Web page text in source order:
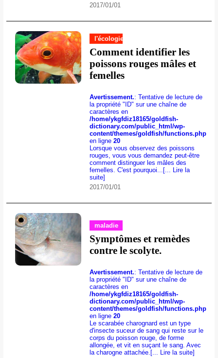
2017/01/01
l'écologie
Comment identifier les
poissons rouges mâles et
femelles
Avertissement.: Tentative de lecture de
la propriété "ID" sur une chaîne de
caractères en
/home/ykgfdiz18165/goldfish-
dictionary.com/public_html/wp-
content/themes/goldfish/functions.php
en ligne20
Lorsque vous observez des poissons
rouges, vous vous demandez peut-être
comment distinguer les mâles des
femelles. C'est pourquoi... [... Lire la
suite]
2017/01/01
maladie
Symptômes et remèdes
contre le scolyte.
Avertissement.: Tentative de lecture de
la propriété "ID" sur une chaîne de
caractères en
/home/ykgfdiz18165/goldfish-
dictionary.com/public_html/wp-
content/themes/goldfish/functions.php
en ligne20
Le scarabée charognard est un type
d'insecte suceur de sang qui reste sur le
corps du poisson rouge, de forme
allongée, et vit en suçant le sang. Avec
la charogne attachée. [... Lire la suite]